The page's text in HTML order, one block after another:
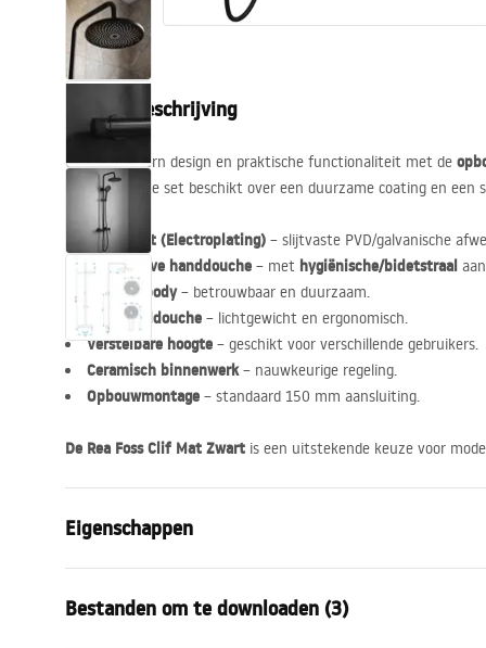
Keuken
Badkameraccessoires
Productbeschrijving
Ontdek modern design en praktische functionaliteit met de
Mat Zwart . De set beschikt over een duurzame coating en een
Mat Zwart (Electroplating) – slijtvaste PVD/galvanische
Innovatieve handdouche – met hygiënische/bidetstraal
Messing body– betrouwbaar en duurzaam.
ABS -handdouche – lichtgewicht en ergonomisch.
Verstelbare hoogte – geschikt voor verschillende gebruikers.
Ceramisch binnenwerk– nauwkeurige regeling.
Opbouwmontage – standaard 150 mm aansluiting.
De Rea Foss Clif Mat Zwart is een uitstekende keuze voor
Eigenschappen
Materiaal
Bestanden om te downloaden (3)